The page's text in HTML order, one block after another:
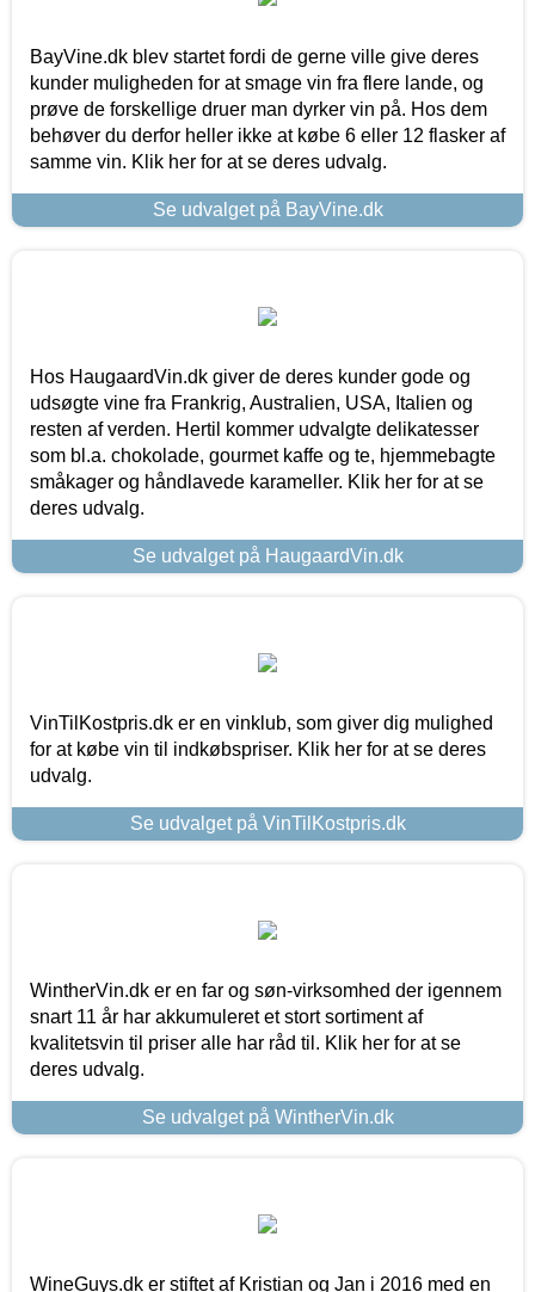
BayVine.dk blev startet fordi de gerne ville give deres
kunder muligheden for at smage vin fra flere lande, og
prøve de forskellige druer man dyrker vin på. Hos dem
behøver du derfor heller ikke at købe 6 eller 12 flasker af
samme vin. Klik her for at se deres udvalg.
Se udvalget på BayVine.dk
Hos HaugaardVin.dk giver de deres kunder gode og
udsøgte vine fra Frankrig, Australien, USA, Italien og
resten af verden. Hertil kommer udvalgte delikatesser
som bl.a. chokolade, gourmet kaffe og te, hjemmebagte
småkager og håndlavede karameller. Klik her for at se
deres udvalg.
Se udvalget på HaugaardVin.dk
VinTilKostpris.dk er en vinklub, som giver dig mulighed
for at købe vin til indkøbspriser. Klik her for at se deres
udvalg.
Se udvalget på VinTilKostpris.dk
WintherVin.dk er en far og søn-virksomhed der igennem
snart 11 år har akkumuleret et stort sortiment af
kvalitetsvin til priser alle har råd til. Klik her for at se
deres udvalg.
Se udvalget på WintherVin.dk
WineGuys.dk er stiftet af Kristian og Jan i 2016 med en